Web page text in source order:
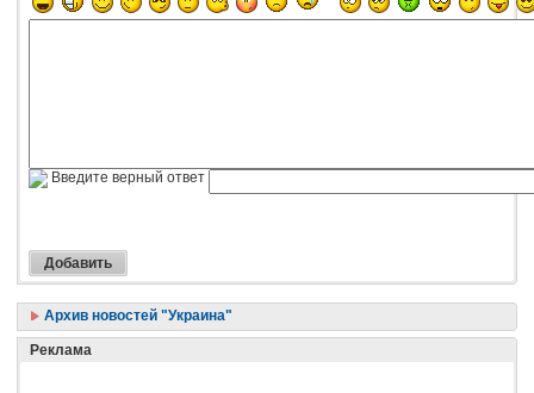
Введите верный ответ
Архив новостей "Украина"
Реклама